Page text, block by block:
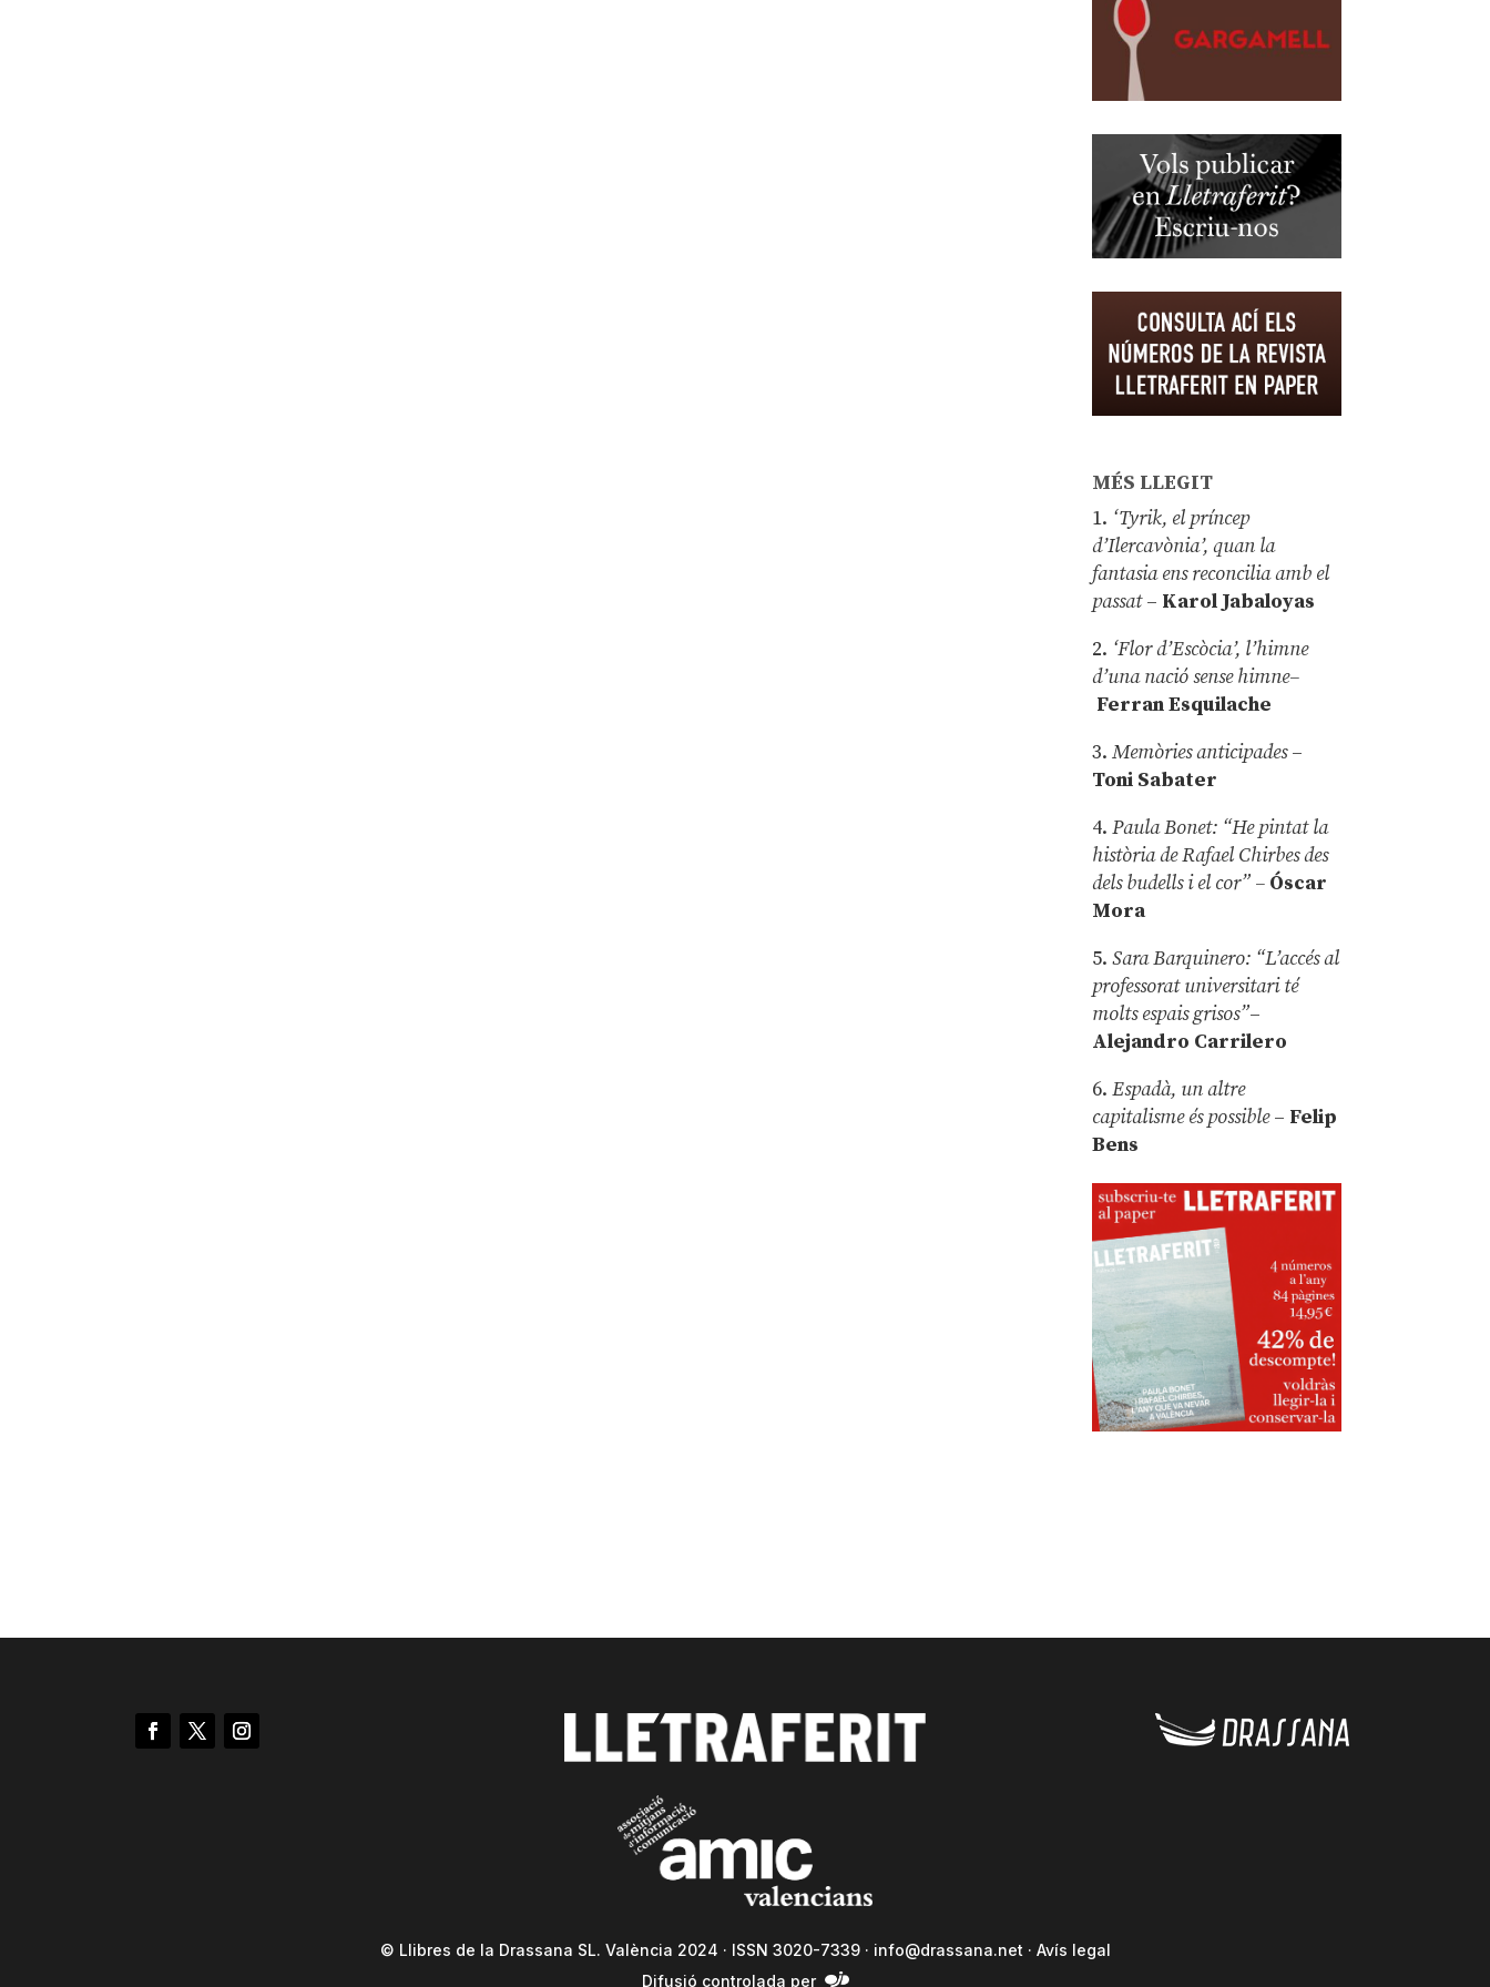
MÉS LLEGIT
1. ‘Tyrik, el príncep
d’Ilercavònia’, quan la
fantasia ens reconcilia amb el
passat– Karol Jabaloyas
2. ‘Flor d’Escòcia’, l’himne
d’una nació sense himne–
Ferran Esquilache
3.Memòries anticipades–
Toni Sabater
4.Paula Bonet: “He pintat la
història de Rafael Chirbes des
dels budells i el cor” – Óscar
Mora
5.Sara Barquinero: “L’accés al
professorat universitari té
molts espais grisos”–
Alejandro Carrilero
6.Espadà, un altre
capitalisme és possible – Felip
Bens
© Llibres de la Drassana SL. València 2024 · ISSN 3020-7339 · info@drassana.net · Avís legal
Difusió controlada per